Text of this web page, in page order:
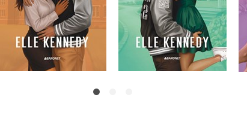
Do košíku
499 Kč
399 Kč
Do košíku
449 Kč
359 Kč